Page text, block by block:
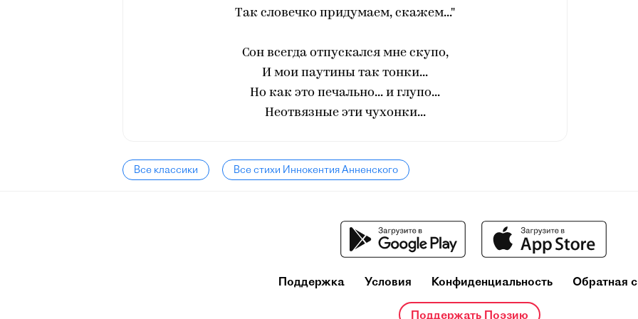
Так словечко придумаем, скажем..."
Сон всегда отпускался мне скупо,
И мои паутины так тонки...
Но как это печально... и глупо...
Неотвязные эти чухонки...
Все классики Все стихи Иннокентия Анненского
Поддержка Условия Конфиденциальность Обратная
Поддержать Поэзию